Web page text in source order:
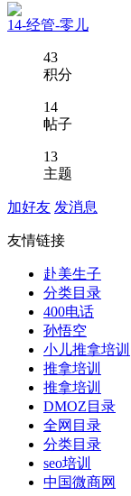
14-经管-零儿
43
积分
14
帖子
13
主题
加好友 发消息
友情链接
赴美生子
分类目录
400电话
孙悟空
小儿推拿培训
推拿培训
推拿培训
DMOZ目录
全网目录
分类目录
seo培训
中国微商网